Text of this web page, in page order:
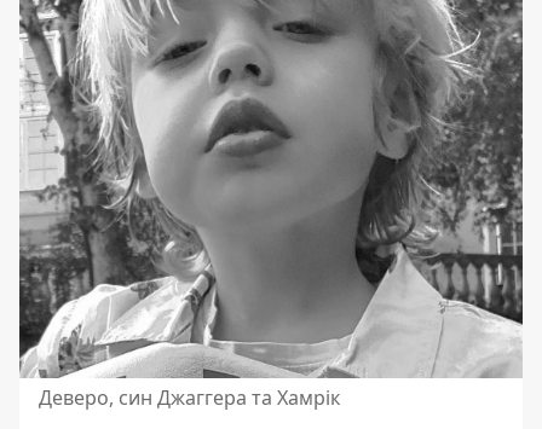
Деверо, син Джаггера та Хамрік